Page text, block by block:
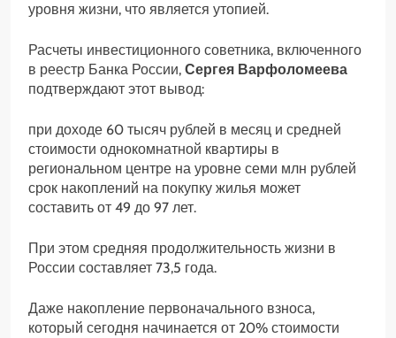
уровня жизни, что является утопией.
Расчеты инвестиционного советника, включенного
в реестр Банка России, Сергея Варфоломеева
подтверждают этот вывод:
при доходе 60 тысяч рублей в месяц и средней
стоимости однокомнатной квартиры в
региональном центре на уровне семи млн рублей
срок накоплений на покупку жилья может
составить от 49 до 97 лет.
При этом средняя продолжительность жизни в
России составляет 73,5 года.
Даже накопление первоначального взноса,
который сегодня начинается от 20% стоимости